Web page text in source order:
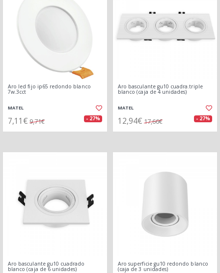
Aro led fijo ip65 redondo blanco
7w.3cct
MATEL
7,11€ 9,71€ - 27%
Aro basculante gu10 cuadra.triple
blanco (caja de 4 unidades)
MATEL
12,94€ 17,66€ - 27%
Aro basculante gu10 cuadrado
blanco (caja de 6 unidades)
Aro superficie gu10 redondo blanco
(caja de 3 unidades)